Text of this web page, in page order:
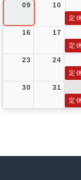
09 10
定
16 17
定
23 24
定
30 31
定